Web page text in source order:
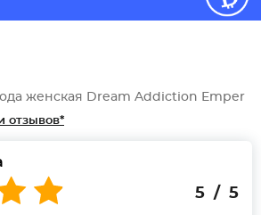
женская Dream Addiction Emper
отзывов*
5 / 5